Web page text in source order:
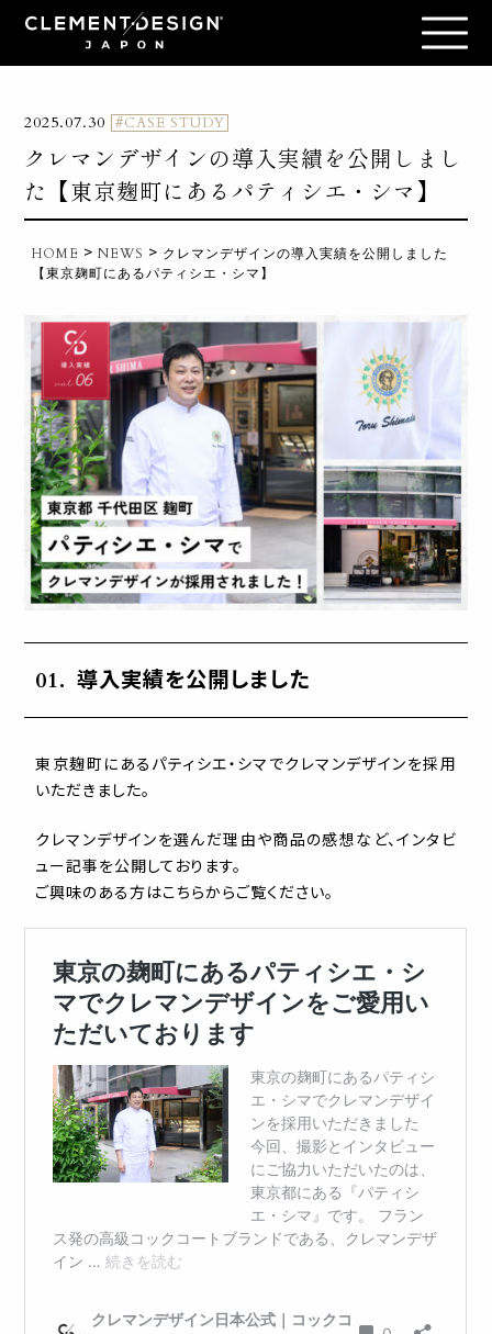
2025.07.30 #CASE STUDY
クレマンデザインの導入実績を公開しまし
た【東京麹町にあるパティシエ・シマ】
HOME >NEWS > クレマンデザインの導入実績を公開しました
【東京麹町にあるパティシエ・シマ】
導入実績を公開しました
東京麹町にあるパティシエ・シマでクレマンデザインを採用
いただきました。
クレマンデザインを選んだ理由や商品の感想など、インタビ
ュー記事を公開しております。
ご興味のある方はこちらからご覧ください。